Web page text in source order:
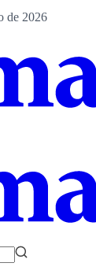
de 2026